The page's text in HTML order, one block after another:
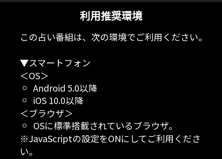
利用推奨環境
この占い番組は、次の環境でご利用ください。
▼スマートフォン
＜OS＞
Android 5.0以降
iOS 10.0以降
＜ブラウザ＞
OSに標準搭載されているブラウザ。
※JavaScriptの設定をONにしてご利用くださ
い。